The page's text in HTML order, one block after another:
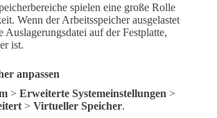
spielen eine große Rolle
Wenn der Arbeitsspeicher ausgelastet
auf der Festplatte,
ist.
anpassen
> Erweiterte Systemeinstellungen >
> Virtueller Speicher.